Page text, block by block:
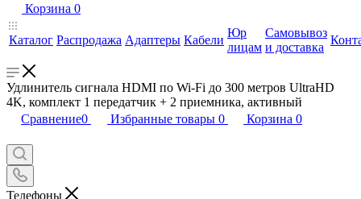
Корзина 0
Каталог Распродажа Адаптеры Кабели
Юр
лицам
Самовывоз
и доставка
Удлинитель сигнала HDMI по Wi-Fi до 300 метров UltraHD
4K, комплект 1 передатчик + 2 приемника, активный
Сравнение0 Избранные товары 0 Корзина 0
Телефоны